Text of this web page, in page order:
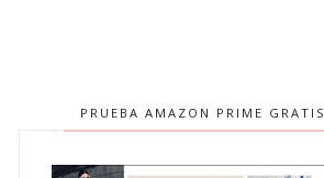
PRUEBA AMAZON PRIME GRATIS